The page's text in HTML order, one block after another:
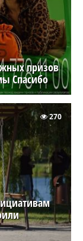
призов
Спасибо
270